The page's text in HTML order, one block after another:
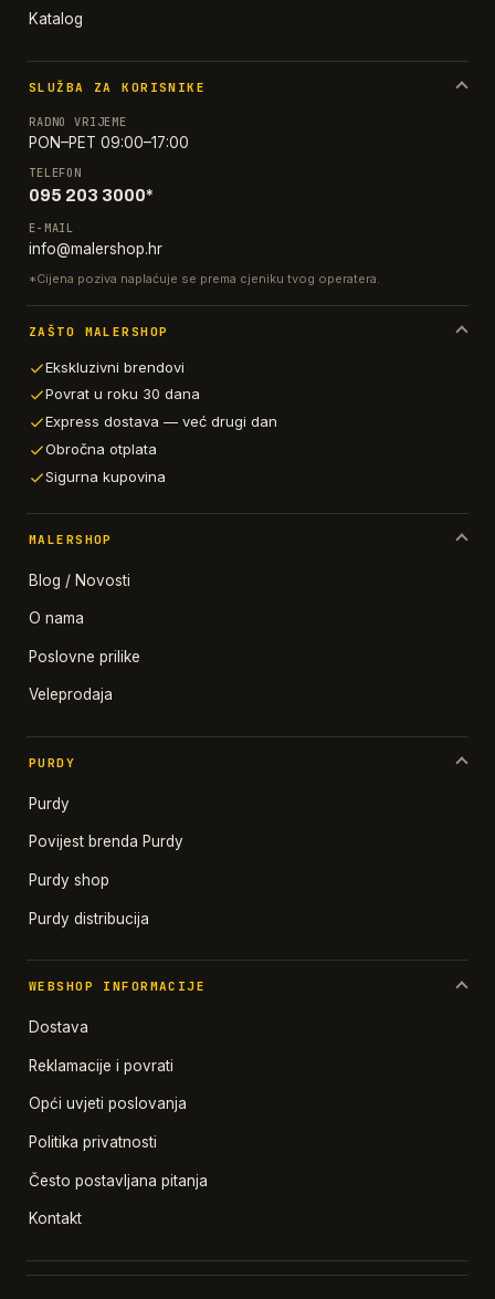
Katalog
SLUŽBA ZA KORISNIKE
RADNO VRIJEME
PON–PET 09:00–17:00
TELEFON
095 203 3000*
E-MAIL
info@malershop.hr
*Cijena poziva naplaćuje se prema cjeniku tvog operatera.
ZAŠTO MALERSHOP
Ekskluzivni brendovi
Povrat u roku 30 dana
Express dostava — već drugi dan
Obročna otplata
Sigurna kupovina
MALERSHOP
Blog / Novosti
O nama
Poslovne prilike
Veleprodaja
PURDY
Purdy
Povijest brenda Purdy
Purdy shop
Purdy distribucija
WEBSHOP INFORMACIJE
Dostava
Reklamacije i povrati
Opći uvjeti poslovanja
Politika privatnosti
Često postavljana pitanja
Kontakt